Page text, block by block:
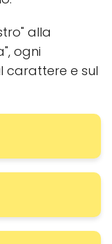
alla
ogni
carattere e sul